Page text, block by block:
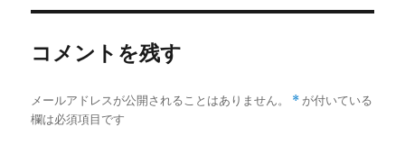
コメントを残す
メールアドレスが公開されることはありません。 * が付いている
欄は必須項目です